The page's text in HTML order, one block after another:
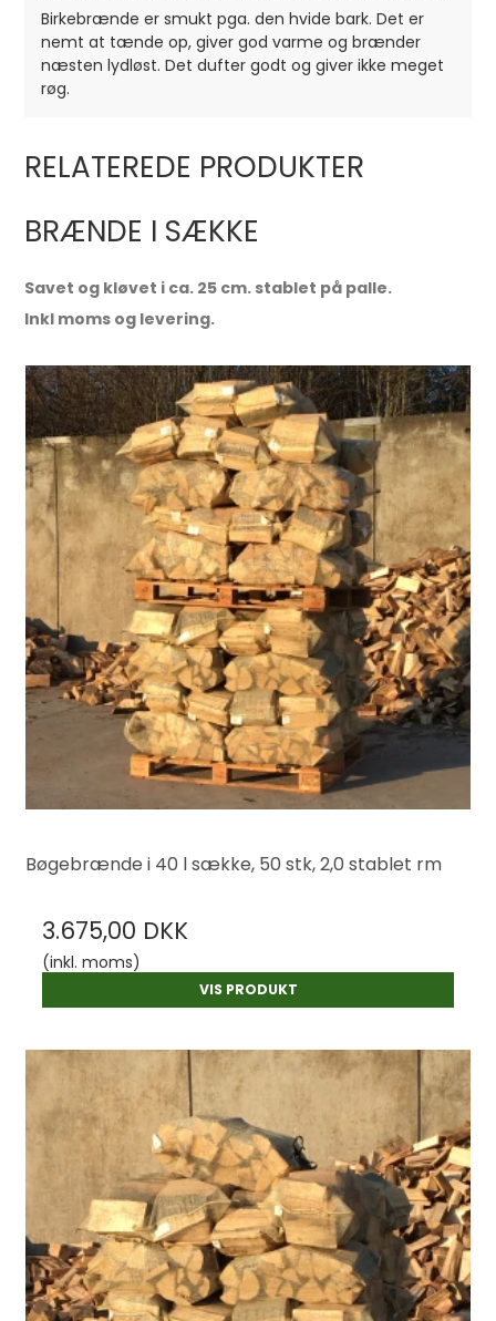
Birkebrænde er smukt pga. den hvide bark. Det er
nemt at tænde op, giver god varme og brænder
næsten lydløst. Det dufter godt og giver ikke meget
røg.
RELATEREDE PRODUKTER
BRÆNDE I SÆKKE
Savet og kløvet i ca. 25 cm. stablet på palle.
Inkl moms og levering.
Bøgebrænde i 40 l sække, 50 stk, 2,0 stablet rm
3.675,00 DKK
(inkl. moms)
VIS PRODUKT